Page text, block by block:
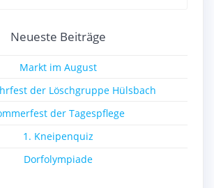
Neueste Beiträge
Markt im August
der Löschgruppe Hülsbach
der Tagespflege
1. Kneipenquiz
Dorfolympiade